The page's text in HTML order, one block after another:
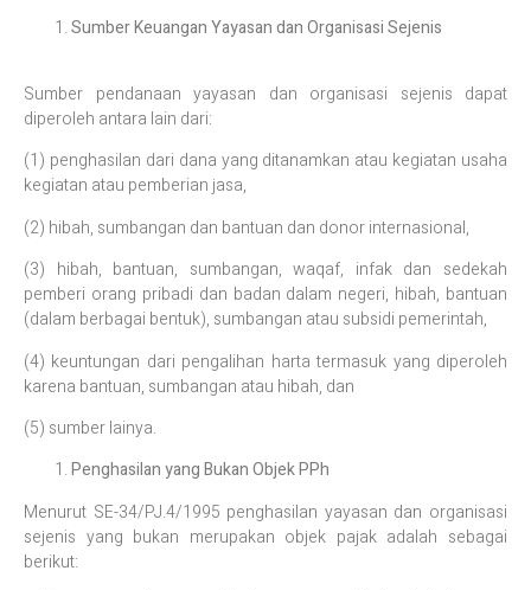
Sumber Keuangan Yayasan dan Organisasi Sejenis
Sumber pendanaan yayasan dan organisasi sejenis dapat
diperoleh antara lain dari:
(1) penghasilan dari dana yang ditanamkan atau kegiatan usaha
kegiatan atau pemberian jasa,
(2) hibah, sumbangan dan bantuan dan donor internasional,
(3) hibah, bantuan, sumbangan, waqaf, infak dan sedekah
pemberi orang pribadi dan badan dalam negeri, hibah, bantuan
(dalam berbagai bentuk), sumbangan atau subsidi pemerintah,
(4) keuntungan dari pengalihan harta termasuk yang diperoleh
karena bantuan, sumbangan atau hibah, dan
(5) sumber lainya.
Penghasilan yang Bukan Objek PPh
Menurut SE-34/PJ.4/1995 penghasilan yayasan dan organisasi
sejenis yang bukan merupakan objek pajak adalah sebagai
berikut: